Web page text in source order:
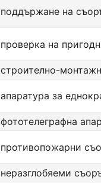
поддържане на
проверка на
строително-
апаратура за
фототелеграфна
противопожарни
неразглобяеми